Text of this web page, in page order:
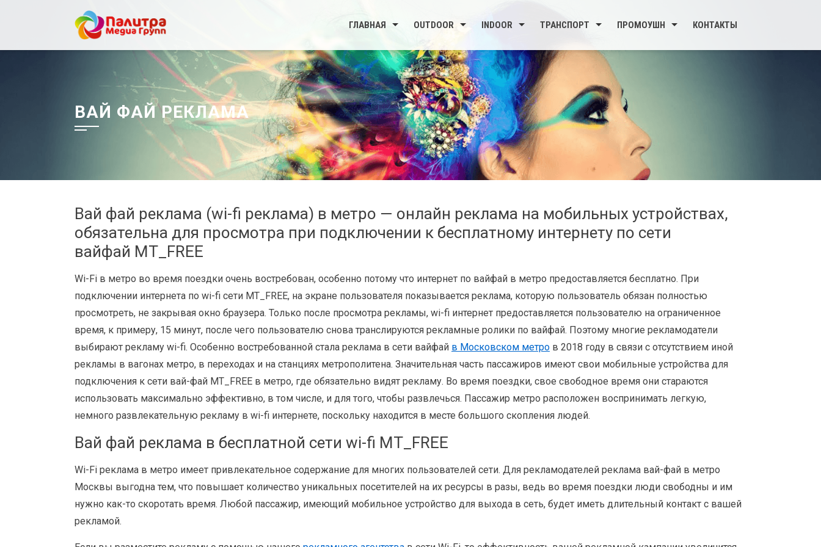
ГЛАВНАЯ OUTDOOR INDOOR ТРАНСПОРТ ПРОМОУШН КОНТАКТЫ
ВАЙ ФАЙ РЕКЛАМА
Вай фай реклама (wi-fi реклама) в метро — онлайн реклама на мобильных устройствах,
обязательна для просмотра при подключении к бесплатному интернету по сети
вайфай MT_FREE
Wi-Fi в метро во время поездки очень востребован, особенно потому что интернет по вайфай в метро предоставляется бесплатно. При
подключении интернета по wi-fi сети MT_FREE, на экране пользователя показывается реклама, которую пользователь обязан полностью
просмотреть, не закрывая окно браузера. Только после просмотра рекламы, wi-fi интернет предоставляется пользователю на ограниченное
время, к примеру, 15 минут, после чего пользователю снова транслируются рекламные ролики по вайфай. Поэтому многие рекламодатели
выбирают рекламу wi-fi. Особенно востребованной стала реклама в сети вайфай в Московском метро в 2018 году в связи с отсутствием иной
рекламы в вагонах метро, в переходах и на станциях метрополитена. Значительная часть пассажиров имеют свои мобильные устройства для
подключения к сети вай-фай MT_FREE в метро, где обязательно видят рекламу. Во время поездки, свое свободное время они стараются
использовать максимально эффективно, в том числе, и для того, чтобы развлечься. Пассажир метро расположен воспринимать легкую,
немного развлекательную рекламу в wi-fi интернете, поскольку находится в месте большого скопления людей.
Вай фай реклама в бесплатной сети wi-fi MT_FREE
Wi-Fi реклама в метро имеет привлекательное содержание для многих пользователей сети. Для рекламодателей реклама вай-фай в метро
Москвы выгодна тем, что повышает количество уникальных посетителей на их ресурсы в разы, ведь во время поездки люди свободны и им
нужно как-то скоротать время. Любой пассажир, имеющий мобильное устройство для выхода в сеть, будет иметь длительный контакт с вашей
рекламой.